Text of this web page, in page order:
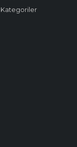
Kategoriler